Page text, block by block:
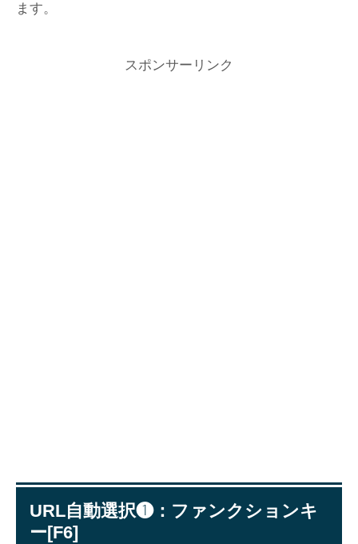
ます。
スポンサーリンク
URL自動選択❶：ファンクションキ
ー[F6]